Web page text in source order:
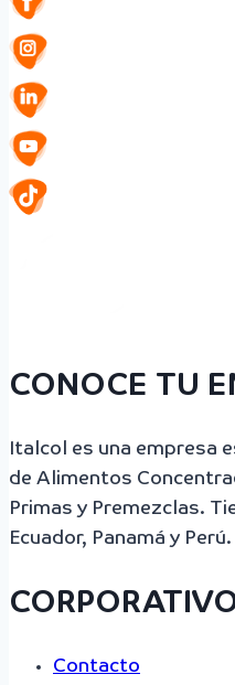
CONOCE TU
Italcol es una empresa
de Alimentos
Primas y Premezclas.
Ecuador, Panamá y Perú.
Contacto